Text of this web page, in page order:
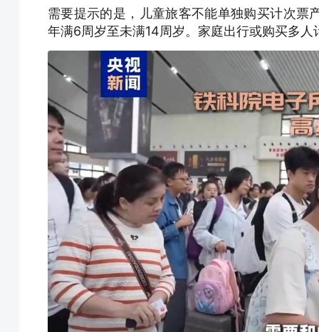
需要提示的是，儿童旅客不能单独购买计次票
年满6周岁至未满14周岁。家庭出行或购买多